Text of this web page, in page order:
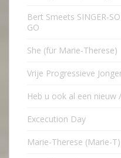
Bert Smeets SINGER-
GO
She (für Marie-Therese)
Vrije Progressieve
Heb u ook al een
Excecution Day
Marie-Therese (Marie-T)